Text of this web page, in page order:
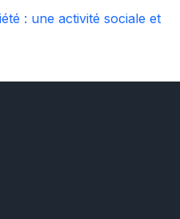
: une activité sociale et